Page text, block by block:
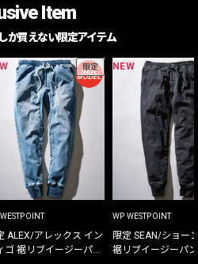
Item
か買えない限定アイテム
限定
ALEX/アレックス イン
ゴ 裾リブイージーパン
NEW
WP WESTPOINT
限定 SEAN/ショー
裾リブイージーパ